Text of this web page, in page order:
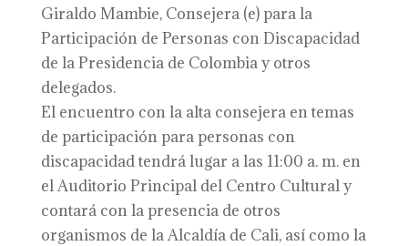
Giraldo Mambie, Consejera (e) para la
Participación de Personas con Discapacidad
de la Presidencia de Colombia y otros
delegados.
El encuentro con la alta consejera en temas
de participación para personas con
discapacidad tendrá lugar a las 11:00 a. m. en
el Auditorio Principal del Centro Cultural y
contará con la presencia de otros
organismos de la Alcaldía de Cali, así como la